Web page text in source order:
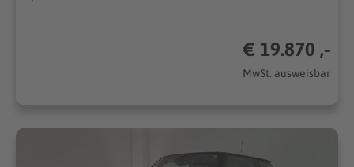
€ 19.870 ,-
MwSt. ausweisbar